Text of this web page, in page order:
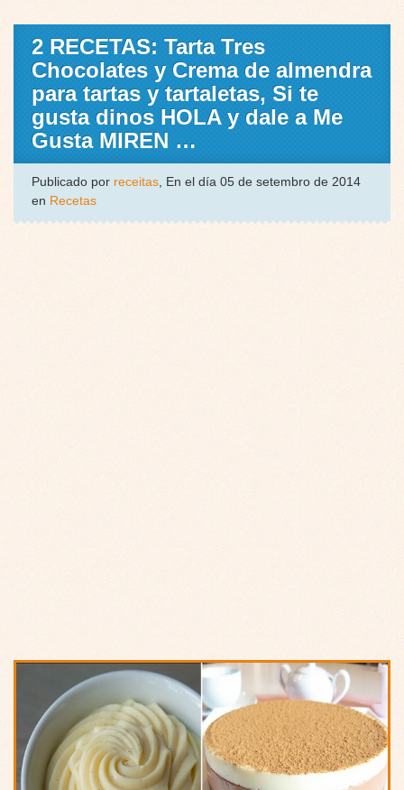
2 RECETAS: Tarta Tres
Chocolates y Crema de almendra
para tartas y tartaletas, Si te
gusta dinos HOLA y dale a Me
Gusta MIREN …
Publicado por receitas, En el día 05 de setembro de 2014
en Recetas